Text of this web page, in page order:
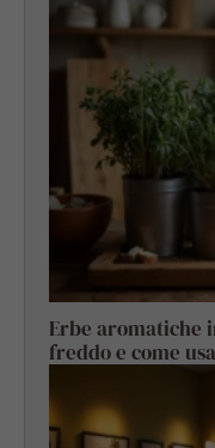
Erbe aromatiche
freddo e come